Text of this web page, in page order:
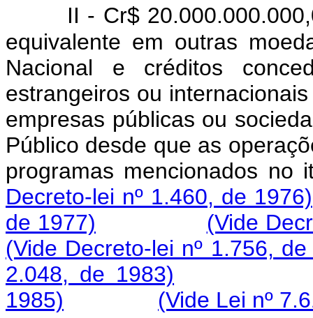
II - Cr$
equivalente em outras
Nacional e créditos
estrangeiros ou
empresas públicas ou
Público desde que as
programas
Decreto-lei nº 1.460, de 1976)
de 1977)
(Vide
(Vide Decreto-lei nº 1.756,
2.048, de 1983)
1985)
(Vide Lei nº